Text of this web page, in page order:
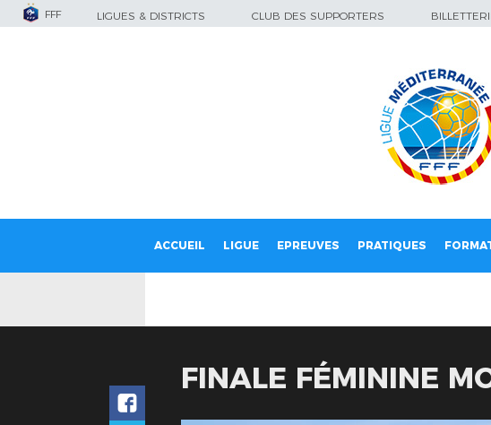
FFF LIGUES & DISTRICTS CLUB DES SUPPORTERS
ACCUEIL LIGUE EPREUVES PRATIQUES
FINALE FÉMININE